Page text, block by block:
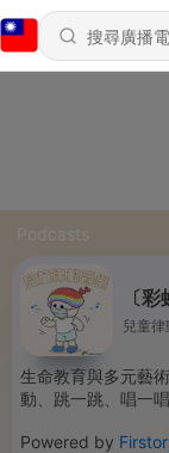
Podcasts
〔
兒童
生命教育與多元藝
動、跳一跳、唱一
Powered by